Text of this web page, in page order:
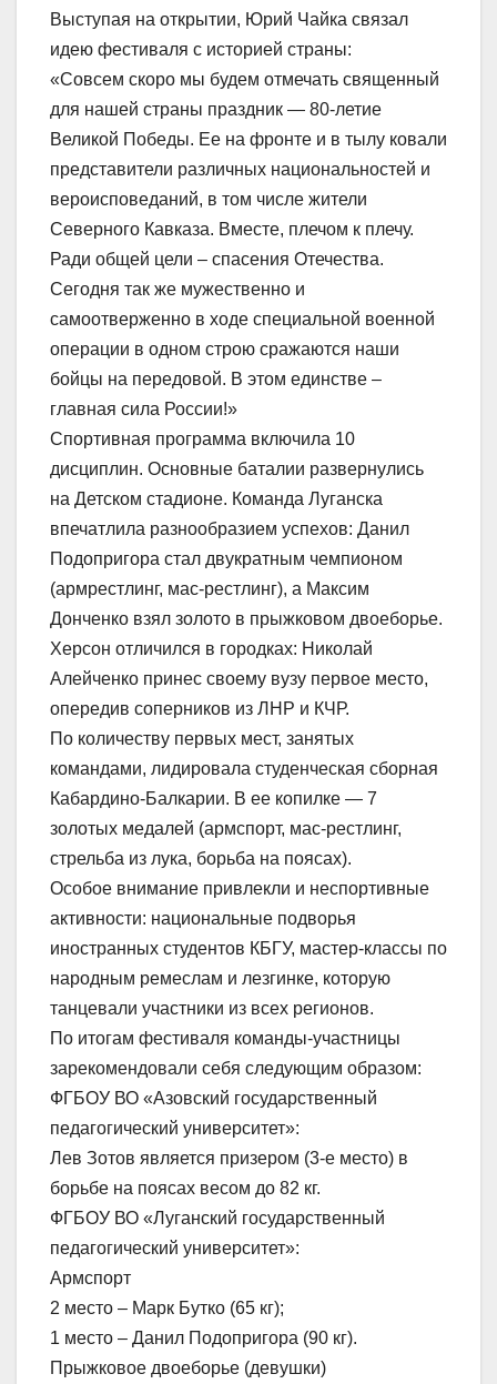
Выступая на открытии, Юрий Чайка связал
идею фестиваля с историей страны:
«Совсем скоро мы будем отмечать священный
для нашей страны праздник — 80-летие
Великой Победы. Ее на фронте и в тылу ковали
представители различных национальностей и
вероисповеданий, в том числе жители
Северного Кавказа. Вместе, плечом к плечу.
Ради общей цели – спасения Отечества.
Сегодня так же мужественно и
самоотверженно в ходе специальной военной
операции в одном строю сражаются наши
бойцы на передовой. В этом единстве –
главная сила России!»
Спортивная программа включила 10
дисциплин. Основные баталии развернулись
на Детском стадионе. Команда Луганска
впечатлила разнообразием успехов: Данил
Подопригора стал двукратным чемпионом
(армрестлинг, мас-рестлинг), а Максим
Донченко взял золото в прыжковом двоеборье.
Херсон отличился в городках: Николай
Алейченко принес своему вузу первое место,
опередив соперников из ЛНР и КЧР.
По количеству первых мест, занятых
командами, лидировала студенческая сборная
Кабардино-Балкарии. В ее копилке — 7
золотых медалей (армспорт, мас-рестлинг,
стрельба из лука, борьба на поясах).
Особое внимание привлекли и неспортивные
активности: национальные подворья
иностранных студентов КБГУ, мастер-классы по
народным ремеслам и лезгинке, которую
танцевали участники из всех регионов.
По итогам фестиваля команды-участницы
зарекомендовали себя следующим образом:
ФГБОУ ВО «Азовский государственный
педагогический университет»:
Лев Зотов является призером (3-е место) в
борьбе на поясах весом до 82 кг.
ФГБОУ ВО «Луганский государственный
педагогический университет»:
Армспорт
2 место – Марк Бутко (65 кг);
1 место – Данил Подопригора (90 кг).
Прыжковое двоеборье (девушки)